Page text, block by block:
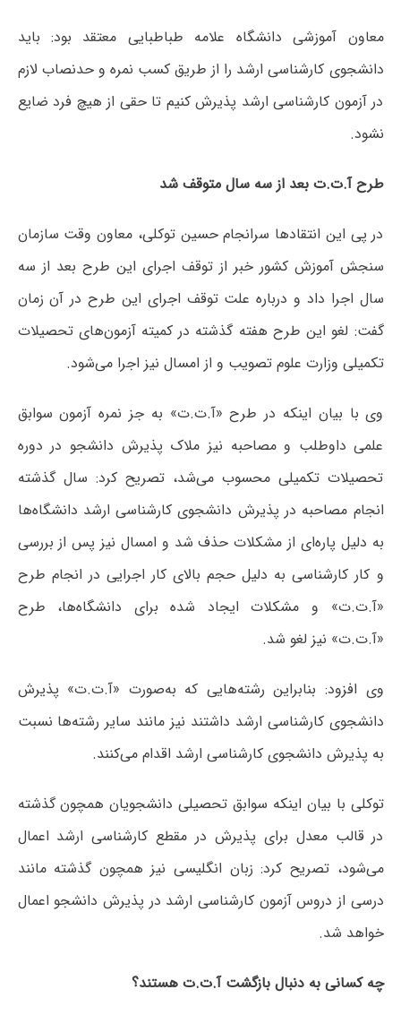
معاون آموزشی دانشگاه علامه طباطبایی معتقد بود: باید
دانشجوی کارشناسی ارشد را از طریق کسب نمره و حدنصاب لازم
در آزمون کارشناسی ارشد پذیرش کنیم تا حقی از هیچ فرد ضایع
نشود.
طرح آ.ت.ت بعد از سه سال متوقف شد
در پی این انتقادها سرانجام حسین توکلی، معاون وقت سازمان
سنجش آموزش کشور خبر از توقف اجرای این طرح بعد از سه
سال اجرا داد و درباره علت توقف اجرای این طرح در آن زمان
گفت:‌ لغو این طرح هفته گذشته در کمیته آزمون‌های تحصیلات
تکمیلی وزارت علوم تصویب و از امسال نیز اجرا می‌شود.
وی با بیان اینکه در طرح «آ.ت.ت» به جز نمره آزمون سوابق
علمی داوطلب و مصاحبه نیز ملاک پذیرش دانشجو در دوره
تحصیلات تکمیلی محسوب می‌شد، تصریح کرد: سال گذشته
انجام مصاحبه در پذیرش دانشجوی کارشناسی ارشد دانشگاه‌ها
به دلیل پاره‌ای از مشکلات حذف شد و امسال نیز پس از بررسی
و کار کارشناسی به دلیل حجم بالای کار اجرایی در انجام طرح
«آ.ت.ت» و مشکلات ایجاد شده برای دانشگاه‌ها، طرح
«آ.ت.ت» نیز لغو شد.
وی افزود: بنابراین رشته‌هایی که به‌صورت «آ.ت.ت»‌ پذیرش
دانشجوی کارشناسی ارشد داشتند نیز مانند سایر رشته‌ها نسبت
به پذیرش دانشجوی کارشناسی ارشد اقدام می‌کنند.
توکلی با بیان اینکه سوابق تحصیلی دانشجویان همچون گذشته
در قالب معدل برای پذیرش در مقطع کارشناسی ارشد اعمال
می‌شود،‌ تصریح کرد: زبان انگلیسی نیز همچون گذشته مانند
درسی از دروس آزمون کارشناسی ارشد در پذیرش دانشجو اعمال
خواهد شد.
چه کسانی به دنبال بازگشت آ.ت.ت هستند؟